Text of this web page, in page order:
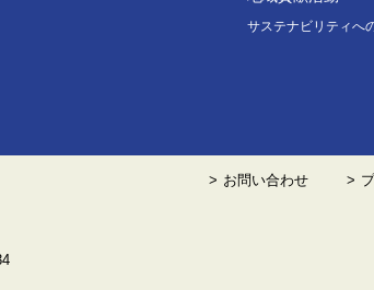
サステナビリティへ
お問い合わせ